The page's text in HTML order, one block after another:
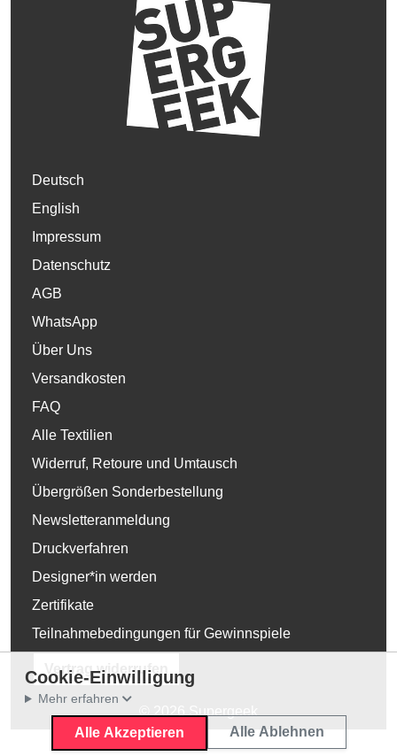
Deutsch
English
Impressum
Datenschutz
AGB
WhatsApp
Über Uns
Versandkosten
FAQ
Alle Textilien
Widerruf, Retoure und Umtausch
Übergrößen Sonderbestellung
Newsletteranmeldung
Druckverfahren
Designer*in werden
Zertifikate
Teilnahmebedingungen für Gewinnspiele
Vertrag widerrufen
Cookie-Einwilligung
Mehr erfahren
Alle Akzeptieren Alle Ablehnen